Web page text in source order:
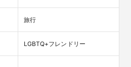
旅行
LGBTQ+フレンドリー